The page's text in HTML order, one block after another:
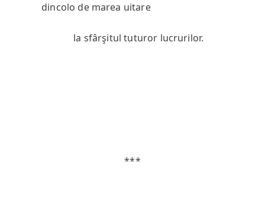
dincolo de marea uitare
la sfârşitul tuturor lucrurilor.
***